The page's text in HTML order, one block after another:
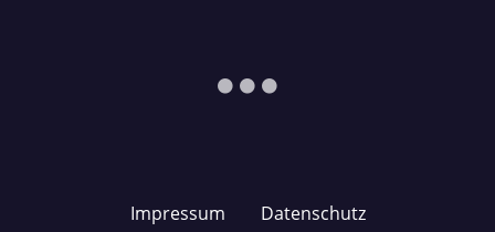
Impressum Datenschutz